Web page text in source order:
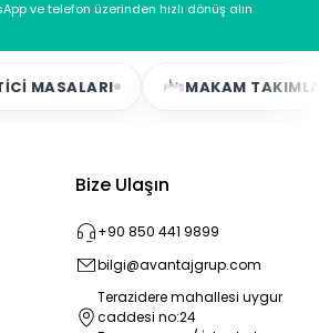
ve telefon üzerinden hızlı dönüş alın
MAKAM TAKIMLARI
Bize Ulaşın
+90 850 441 9899
bilgi@avantajgrup.com
Terazidere mahallesi uygur
caddesi no:24